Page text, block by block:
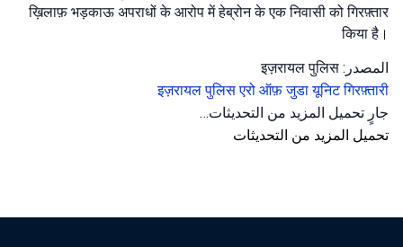
ख़िलाफ़ भड़काऊ अपराधों के आरोप में हेब्रोन के एक निवासी को गिरफ़्तार
किया है।
المصدر: इज़रायल पुलिस
इज़रायल पुलिसएरो ऑफ़ जुडा यूनिटगिरफ़्तारी
جارٍ تحميل المزيد من التحديثات…
تحميل المزيد من التحديثات